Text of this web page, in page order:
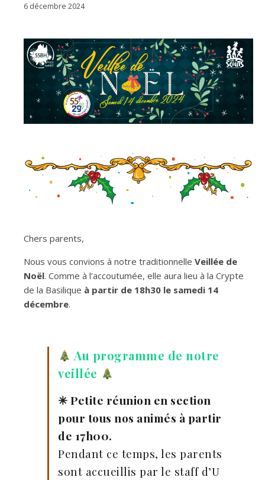
6 décembre 2024
Chers parents,
Nous vous convions à notre traditionnelle Veillée de
Noël. Comme à l’accoutumée, elle aura lieu à la Crypte
de la Basilique à partir de 18h30 le samedi 14
décembre.
Au programme de notre
veillée
✳︎ Petite réunion en section
pour tous nos animés à partir
de 17h00.
Pendant ce temps, les parents
sont accueillis par le staff d’U